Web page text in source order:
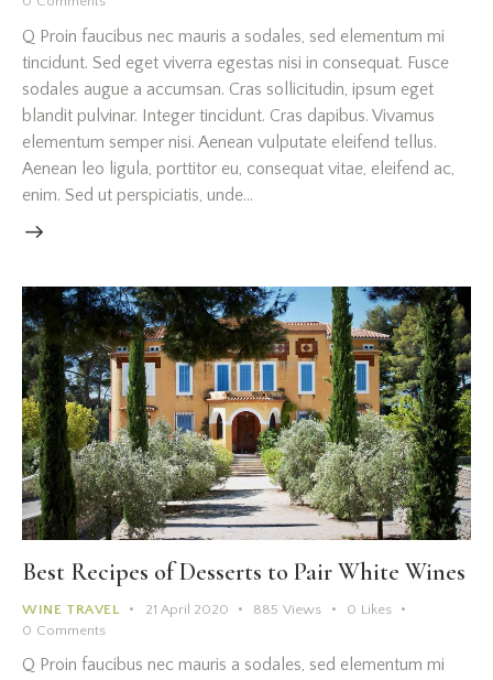
Q Proin faucibus nec mauris a sodales, sed elementum mi
tincidunt. Sed eget viverra egestas nisi in consequat. Fusce
sodales augue a accumsan. Cras sollicitudin, ipsum eget
blandit pulvinar. Integer tincidunt. Cras dapibus. Vivamus
elementum semper nisi. Aenean vulputate eleifend tellus.
Aenean leo ligula, porttitor eu, consequat vitae, eleifend ac,
enim. Sed ut perspiciatis, unde…
Best Recipes of Desserts to Pair White Wines
WINE TRAVEL 21 April 2020 885 Views 0 Likes
0 Comments
Q Proin faucibus nec mauris a sodales, sed elementum mi